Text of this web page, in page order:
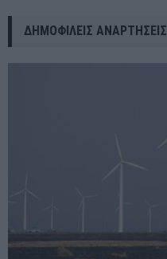
ΔΗΜΟΦΙΛΕΊΣ ΑΝΑΡΤΉΣΕΙΣ